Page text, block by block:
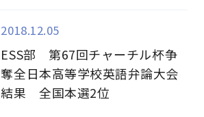
2018.12.05
ESS部 第67回チャーチル杯争
奪全日本高等学校英語弁論大会
結果 全国本選2位